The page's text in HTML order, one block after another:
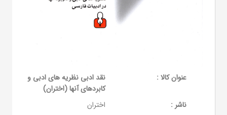
عنوان کالا :
نقد ادبی نظریه های ادبی و
کابردهای آنها (اختران)
ناشر :
اختران